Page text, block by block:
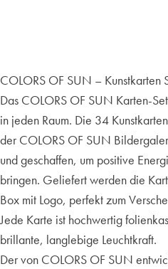
COLORS OF SUN – Kunstkarten
Das COLORS OF SUN Karten-
in jeden Raum. Die 34
der COLORS OF SUN
und geschaffen, um positive
bringen. Geliefert werden die
Box mit Logo, perfekt zum
Jede Karte ist hochwertig
brillante, langlebige Leuchtkraft.
Der von COLORS OF SUN